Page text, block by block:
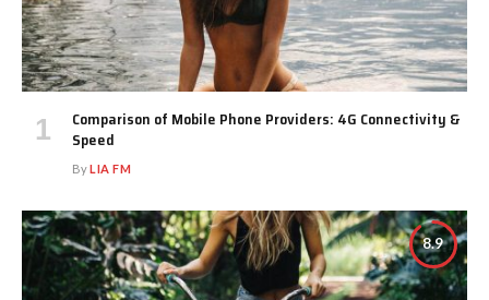
Comparison of Mobile Phone Providers: 4G Connectivity &
Speed
ByLIA FM
8.9